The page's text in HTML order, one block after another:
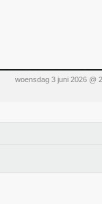
woensdag 3 juni 2026 @